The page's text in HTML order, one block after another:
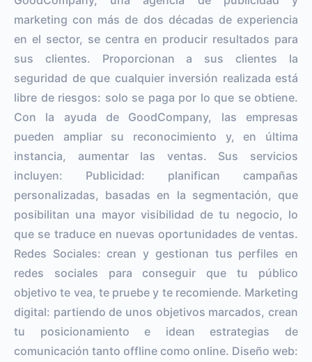
marketing con más de dos décadas de experiencia
en el sector, se centra en producir resultados para
sus clientes. Proporcionan a sus clientes la
seguridad de que cualquier inversión realizada está
libre de riesgos: solo se paga por lo que se obtiene.
Con la ayuda de GoodCompany, las empresas
pueden ampliar su reconocimiento y, en última
instancia, aumentar las ventas. Sus servicios
incluyen: Publicidad: planifican campañas
personalizadas, basadas en la segmentación, que
posibilitan una mayor visibilidad de tu negocio, lo
que se traduce en nuevas oportunidades de ventas.
Redes Sociales: crean y gestionan tus perfiles en
redes sociales para conseguir que tu público
objetivo te vea, te pruebe y te recomiende. Marketing
digital: partiendo de unos objetivos marcados, crean
tu posicionamiento e idean estrategias de
comunicación tanto offline como online. Diseño web: